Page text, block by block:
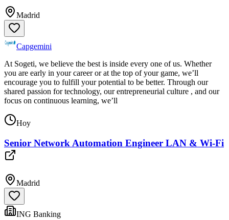
Madrid
Capgemini
At Sogeti, we believe the best is inside every one of us. Whether
you are early in your career or at the top of your game, we’ll
encourage you to fulfill your potential to be better. Through our
shared passion for technology, our entrepreneurial culture , and our
focus on continuous learning, we’ll
Hoy
Senior Network Automation Engineer LAN & Wi-Fi
Madrid
ING Banking